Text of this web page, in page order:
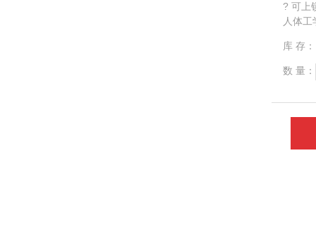
? 可上
人体
库 存：
数 量：